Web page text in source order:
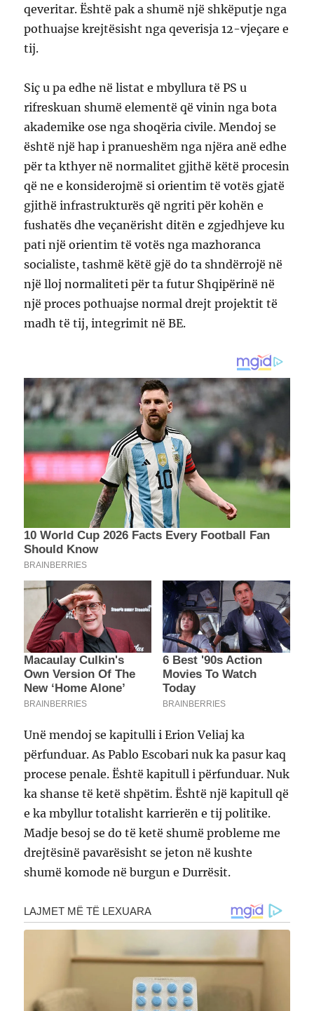
qeveritar. Është pak a shumë një shkëputje nga
pothuajse krejtësisht nga qeverisja 12-vjeçare e
tij.
Siç u pa edhe në listat e mbyllura të PS u
rifreskuan shumë elementë që vinin nga bota
akademike ose nga shoqëria civile. Mendoj se
është një hap i pranueshëm nga njëra anë edhe
për ta kthyer në normalitet gjithë këtë procesin
që ne e konsiderojmë si orientim të votës gjatë
gjithë infrastrukturës që ngriti për kohën e
fushatës dhe veçanërisht ditën e zgjedhjeve ku
pati një orientim të votës nga mazhoranca
socialiste, tashmë këtë gjë do ta shndërrojë në
një lloj normaliteti për ta futur Shqipërinë në
një proces pothuajse normal drejt projektit të
madh të tij, integrimit në BE.
Unë mendoj se kapitulli i Erion Veliaj ka
përfunduar. As Pablo Escobari nuk ka pasur kaq
procese penale. Është kapitull i përfunduar. Nuk
ka shanse të ketë shpëtim. Është një kapitull që
e ka mbyllur totalisht karrierën e tij politike.
Madje besoj se do të ketë shumë probleme me
drejtësinë pavarësisht se jeton në kushte
shumë komode në burgun e Durrësit.